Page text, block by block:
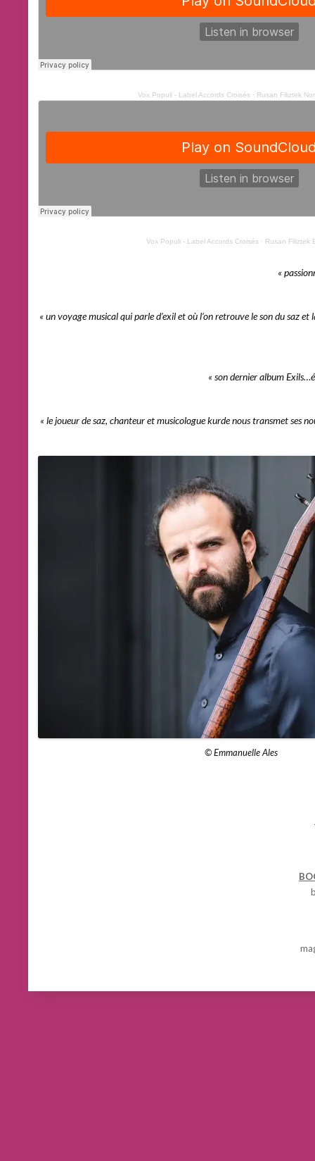
Vox Populi - Label Accords Croisés· Rusan Filiztek
Vox Populi - Label Accords Croisés · Rusan Filiztek
«
« un voyage musical qui parle d’exil et où l’on retrouve le son du saz
« son dernier album Exils…
« le joueur de saz, chanteur et musicologue kurde nous transmet ses
© Emmanuelle Ales